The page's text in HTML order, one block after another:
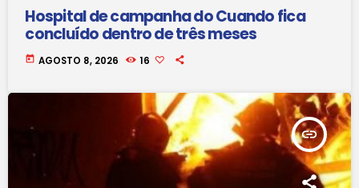
Hospital de campanha do Cuando fica
concluído dentro de três meses
today AGOSTO 8, 2026 16
insert_link